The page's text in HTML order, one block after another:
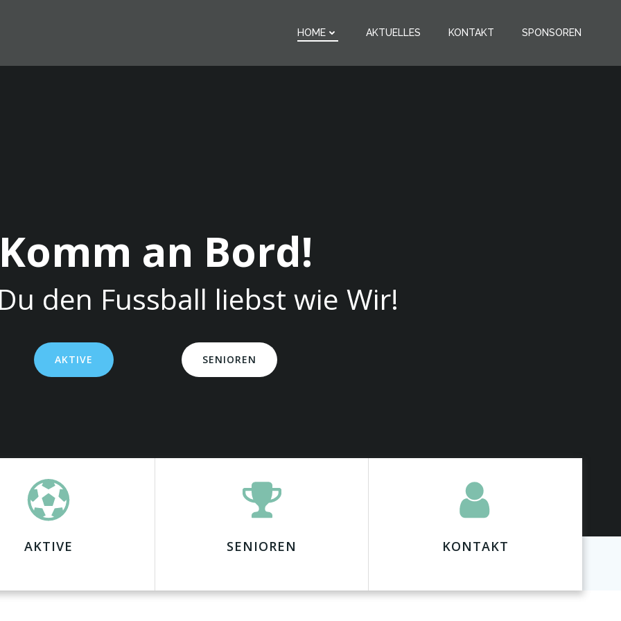
HOME AKTUELLES KONTAKT SPONSOREN
Komm an Bord!
den Fussball liebst wie Wir!
AKTIVE SENIOREN
AKTIVE SENIOREN KONTAKT